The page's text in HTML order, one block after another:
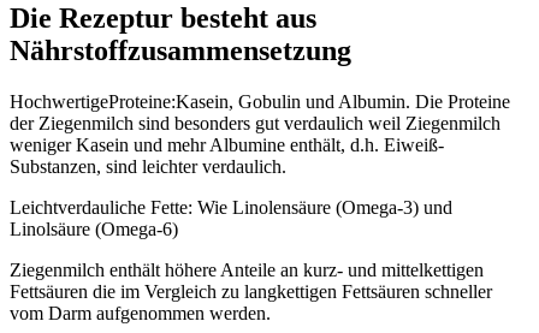
Die Rezeptur besteht aus
Nährstoffzusammensetzung
HochwertigeProteine:Kasein, Gobulin und Albumin. Die Proteine
der Ziegenmilch sind besonders gut verdaulich weil Ziegenmilch
weniger Kasein und mehr Albumine enthält, d.h. Eiweiß-
Substanzen, sind leichter verdaulich.
Leichtverdauliche Fette: Wie Linolensäure (Omega-3) und
Linolsäure (Omega-6)
Ziegenmilch enthält höhere Anteile an kurz- und mittelkettigen
Fettsäuren die im Vergleich zu langkettigen Fettsäuren schneller
vom Darm aufgenommen werden.